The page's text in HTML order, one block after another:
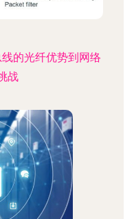
的光纤优势到网络
战